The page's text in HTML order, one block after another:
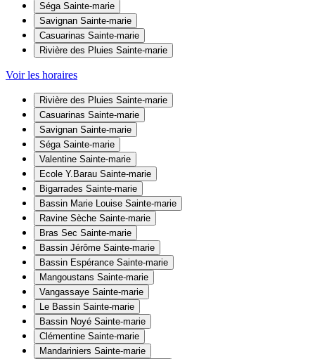
Séga Sainte-marie
Savignan Sainte-marie
Casuarinas Sainte-marie
Rivière des Pluies Sainte-marie
Voir les horaires
Rivière des Pluies Sainte-marie
Casuarinas Sainte-marie
Savignan Sainte-marie
Séga Sainte-marie
Valentine Sainte-marie
Ecole Y.Barau Sainte-marie
Bigarrades Sainte-marie
Bassin Marie Louise Sainte-marie
Ravine Sèche Sainte-marie
Bras Sec Sainte-marie
Bassin Jérôme Sainte-marie
Bassin Espérance Sainte-marie
Mangoustans Sainte-marie
Vangassaye Sainte-marie
Le Bassin Sainte-marie
Bassin Noyé Sainte-marie
Clémentine Sainte-marie
Mandariniers Sainte-marie